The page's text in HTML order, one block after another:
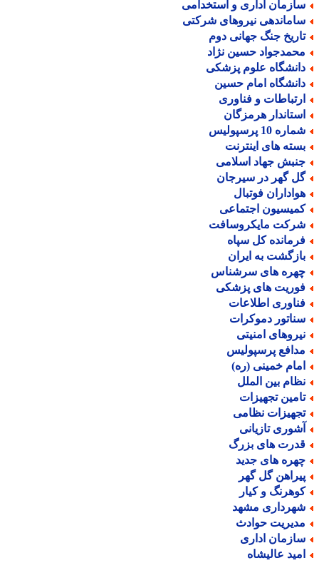
اداری و استخدامی
نیروهای شرکتی
جنگ جهانی دوم
حسین نژاد
علوم پزشکی
امام حسین
و فناوری
هرمزگان
10 پرسپولیس
های اینترنت
جهاد اسلامی
گهر در سیرجان
فوتبال
اجتماعی
مایکروسافت
کل سپاه
به ایران
های سرشناس
های پزشکی
اطلاعات
دموکرات
امنیتی
پرسپولیس
خمینی (ره)
بین الملل
تجهیزات
نظامی
تازیانی
های بزرگ
های جدید
گل گهر
و کیار
مشهد
حوادث
اداری
عالیشاه